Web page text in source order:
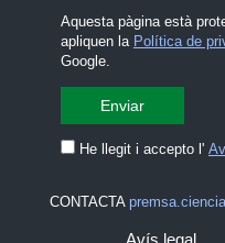
Aquesta pàgina està
apliquen la Política de
Google.
He llegit i accepto l'
CONTACTA
Avís legal